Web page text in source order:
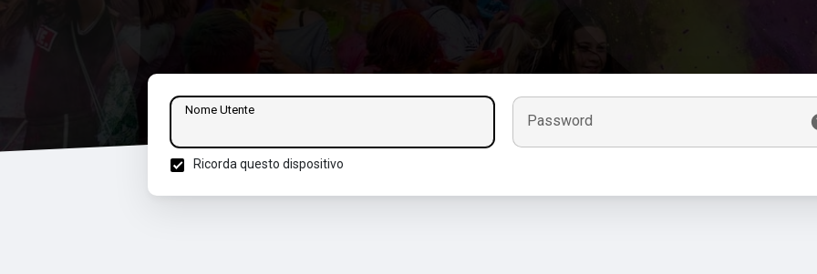
Nome Utente
Password
Ricorda questo dispositivo